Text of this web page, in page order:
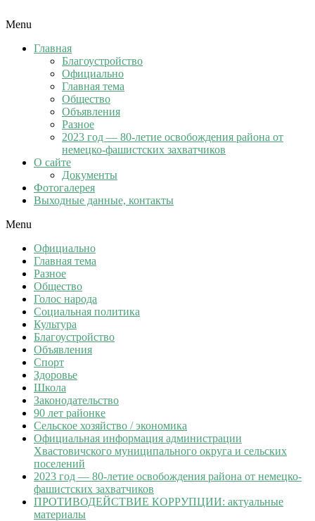
Menu
Главная
Благоустройство
Официально
Главная тема
Общество
Объявления
Разное
2023 год — 80-летие освобождения района от
немецко-фашистских захватчиков
О сайте
Документы
Фотогалерея
Выходные данные, контакты
Menu
Официально
Главная тема
Разное
Общество
Голос народа
Социальная политика
Культура
Благоустройство
Объявления
Спорт
Здоровье
Школа
Законодательство
90 лет районке
Сельское хозяйство / экономика
Официальная информация администрации
Хвастовичского муниципального округа и сельских
поселений
2023 год — 80-летие освобождения района от немецко-
фашистских захватчиков
ПРОТИВОДЕЙСТВИЕ КОРРУПЦИИ: актуальные
материалы